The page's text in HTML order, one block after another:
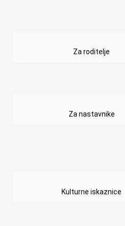
Za roditelje
Za nastavnike
Kulturne iskaznice